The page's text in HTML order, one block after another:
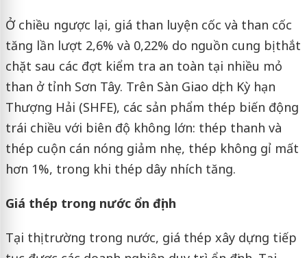
Ở chiều ngược lại, giá than luyện cốc và than cốc
tăng lần lượt 2,6% và 0,22% do nguồn cung bị thắt
chặt sau các đợt kiểm tra an toàn tại nhiều mỏ
than ở tỉnh Sơn Tây. Trên Sàn Giao dịch Kỳ hạn
Thượng Hải (SHFE), các sản phẩm thép biến động
trái chiều với biên độ không lớn: thép thanh và
thép cuộn cán nóng giảm nhẹ, thép không gỉ mất
hơn 1%, trong khi thép dây nhích tăng.
Giá thép trong nước ổn định
Tại thị trường trong nước, giá thép xây dựng tiếp